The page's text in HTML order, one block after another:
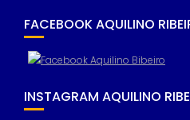
FACEBOOK AQUILINO
INSTAGRAM AQUILINO